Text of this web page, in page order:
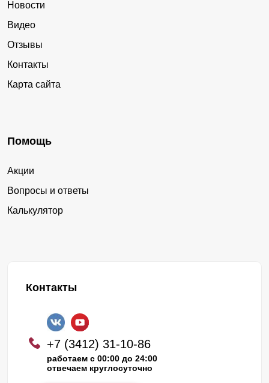
Новости
Видео
Отзывы
Контакты
Карта сайта
Помощь
Акции
Вопросы и ответы
Калькулятор
Контакты
+7 (3412) 31-10-86
работаем с 00:00 до 24:00
отвечаем круглосуточно